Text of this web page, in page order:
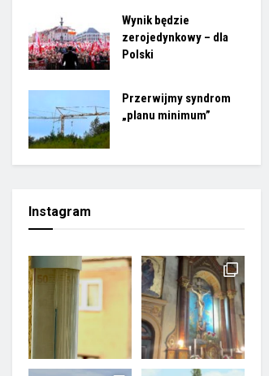
Wynik będzie
zerojedynkowy – dla
Polski
Przerwijmy syndrom
„planu minimum”
Instagram